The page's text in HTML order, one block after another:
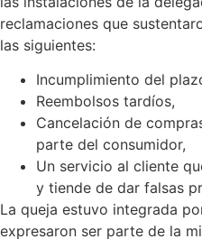
reclamaciones que
las siguientes:
Incumplimiento del
Reembolsos tardíos,
Cancelación de
parte del consumidor,
Un servicio al cliente
y tiende de dar falsas
La queja estuvo integrada
expresaron ser parte de la